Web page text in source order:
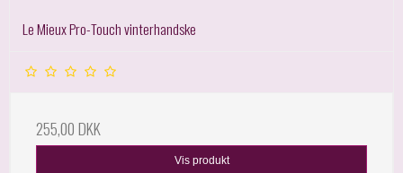
Le Mieux Pro-Touch vinterhandske
255,00 DKK
Vis produkt